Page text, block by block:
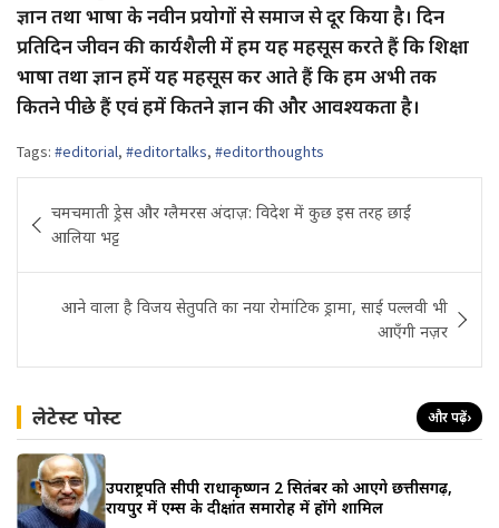
ज्ञान तथा भाषा के नवीन प्रयोगों से समाज से दूर किया है। दिन
प्रतिदिन जीवन की कार्यशैली में हम यह महसूस करते हैं कि शिक्षा
भाषा तथा ज्ञान हमें यह महसूस कर आते हैं कि हम अभी तक
कितने पीछे हैं एवं हमें कितने ज्ञान की और आवश्यकता है।
Tags: #editorial, #editortalks, #editorthoughts
navigation
चमचमाती ड्रेस और ग्लैमरस अंदाज़: विदेश में कुछ इस तरह छाईं
आलिया भट्ट
आने वाला है विजय सेतुपति का नया रोमांटिक ड्रामा, साई पल्लवी भी
आएँगी नज़र
लेटेस्ट पोस्ट और पढ़ें›
उपराष्ट्रपति सीपी राधाकृष्णन 2 सितंबर को आएंगे छत्तीसगढ़,
रायपुर में एम्स के दीक्षांत समारोह में होंगे शामिल